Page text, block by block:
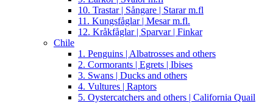
10. Trastar | Sångare | Starar m.fl
11. Kungsfåglar | Mesar m.fl.
12. Kråkfåglar | Sparvar | Finkar
Chile
1. Penguins | Albatrosses and others
2. Cormorants | Egrets | Ibises
3. Swans | Ducks and others
4. Vultures | Raptors
5. Oystercatchers and others | California Quail